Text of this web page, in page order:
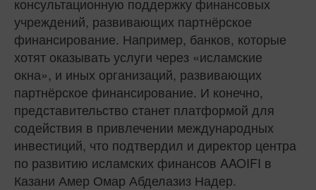
учреждений, развивающих партнёрское
финансирование. Например, банков, которые
хотят оказывать услуги через «исламские
окна», и иных организаций, развивающих
партнёрское финансирование. И конечно,
представительство станет платформой для
содействия в привлечении международных
инвестиций, что подтвердил и директор центра
по развитию исламских финансов AAOIFI в
Казани Амер Омар Абделазиз Надер.